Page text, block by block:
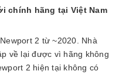
chính hãng tại Việt Nam
2 từ ~2020. Nhà
về lại được vì hãng không
2 hiện tại không có